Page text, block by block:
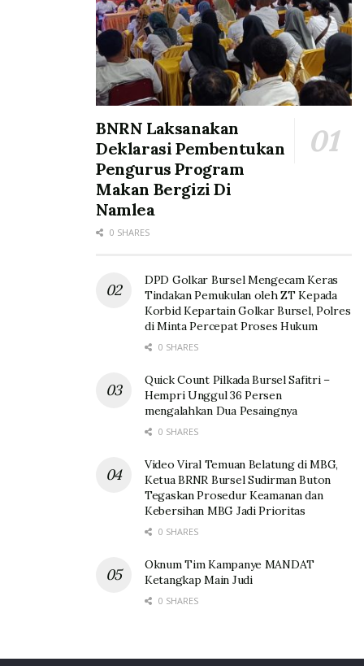
BNRN Laksanakan
Deklarasi Pembentukan
Pengurus Program
Makan Bergizi Di
Namlea
0 SHARES
DPD Golkar Bursel Mengecam Keras
Tindakan Pemukulan oleh ZT Kepada
Korbid Kepartain Golkar Bursel, Polres
di Minta Percepat Proses Hukum
0 SHARES
Quick Count Pilkada Bursel Safitri –
Hempri Unggul 36 Persen
mengalahkan Dua Pesaingnya
0 SHARES
Video Viral Temuan Belatung di MBG,
Ketua BRNR Bursel Sudirman Buton
Tegaskan Prosedur Keamanan dan
Kebersihan MBG Jadi Prioritas
0 SHARES
Oknum Tim Kampanye MANDAT
Ketangkap Main Judi
0 SHARES